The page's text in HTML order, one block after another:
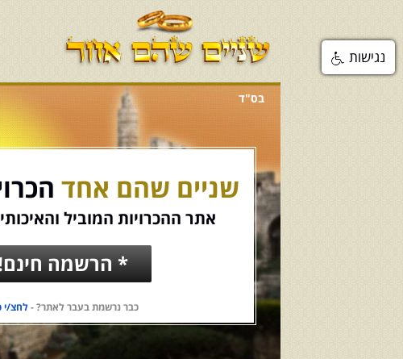
בס"ד
שניים שהם אחד
אתר ההכרויות המוביל
* הרשמה
כבר נרשמת בעבר לאתר? -לחצ/י
נגישות